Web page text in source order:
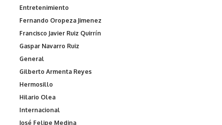
Entretenimiento
Fernando Oropeza Jimenez
Francisco Javier Ruiz Quirrín
Gaspar Navarro Ruiz
General
Gilberto Armenta Reyes
Hermosillo
Hilario Olea
Internacional
José Felipe Medina